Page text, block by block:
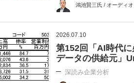
鴻池賢三氏 / オーディ
2026.07.10
第152回「AI時代
データの供給元」
深読み企業分析